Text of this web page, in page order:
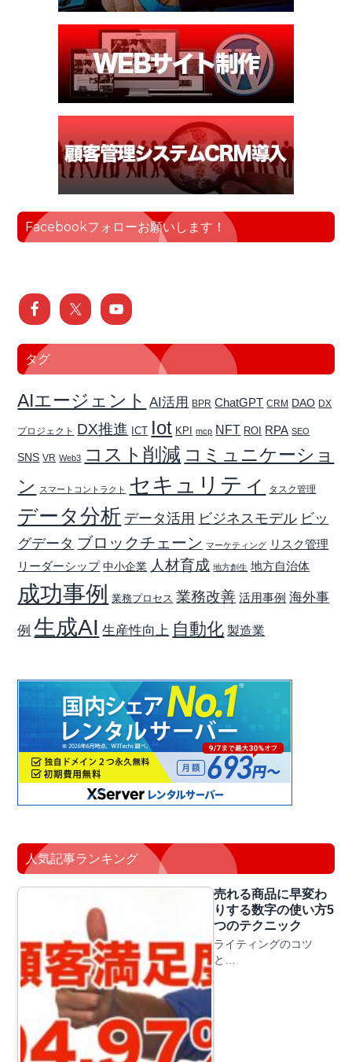
Facebookフォローお願いします！
タグ
AIエージェント AI活用 BPR ChatGPT CRM DAO DX
プロジェクト DX推進 ICT Iot KPI mcp NFT ROI RPA SEO
SNS VR Web3 コスト削減 コミュニケーショ
ン
スマートコントラクト セキュリティ タスク管理
データ分析 データ活用 ビジネスモデル ビッ
グデータ ブロックチェーン マーケティング リスク管理
リーダーシップ 中小企業 人材育成 地方創生 地方自治体
成功事例 業務プロセス 業務改善 活用事例 海外事
例 生成AI 生産性向上 自動化 製造業
人気記事ランキング
売れる商品に早変わ
りする数字の使い方5
つのテクニック
ライティングのコツ
と…